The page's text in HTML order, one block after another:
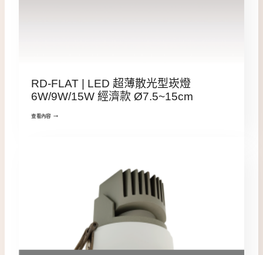
RD-FLAT | LED 超薄散光型崁燈
6W/9W/15W 經濟款 Ø7.5~15cm
查看內容